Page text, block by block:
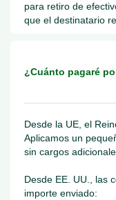
para retiro de
que el destinatario
¿Cuánto pagaré
Desde la UE, el
Aplicamos un
sin cargos
Desde EE. UU., las
importe enviado: